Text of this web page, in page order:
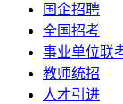
国企招聘
全国招考
事业单位联
教师统招
人才引进